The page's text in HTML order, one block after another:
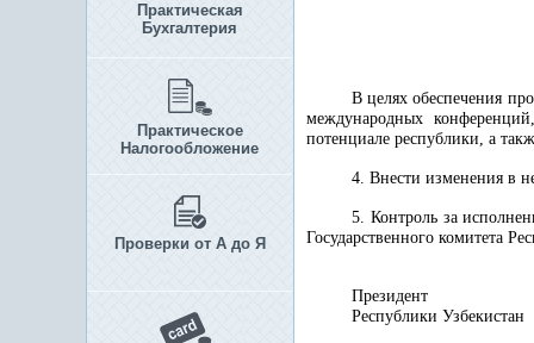
Практическая
Бухгалтерия
Практическое
Налогообложение
Проверки от А до Я
В целях обеспечения
международных
потенциале республики, а
4. Внести изменения в
5. Контроль за
Государственного комитета
Президент
Республики